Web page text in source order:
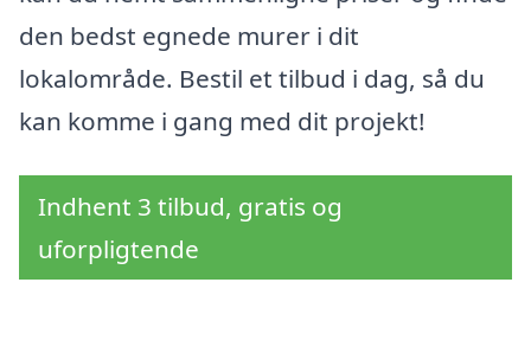
den bedst egnede murer i dit
lokalområde. Bestil et tilbud i dag, så du
kan komme i gang med dit projekt!
Indhent 3 tilbud, gratis og
uforpligtende